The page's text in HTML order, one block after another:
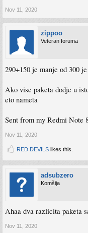
Nov 11, 2020
zippoo
Veteran foruma
290+150 je manje od 300
Ako vise paketa dodje u
eto nameta
Sent from my Redmi Note
Nov 11, 2020
RED DEVILS likes this.
adsubzero
Komšija
Ahaa dva razlicita paketa
Nov 11, 2020